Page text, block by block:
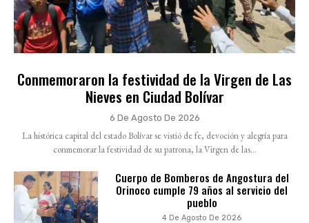
Conmemoraron la festividad de la Virgen de Las
Nieves en Ciudad Bolívar
6 De Agosto De 2026
La histórica capital del estado Bolívar se vistió de fe, devoción y alegría para
conmemorar la festividad de su patrona, la Virgen de las...
Cuerpo de Bomberos de Angostura del
Orinoco cumple 79 años al servicio del
pueblo
4 De Agosto De 2026